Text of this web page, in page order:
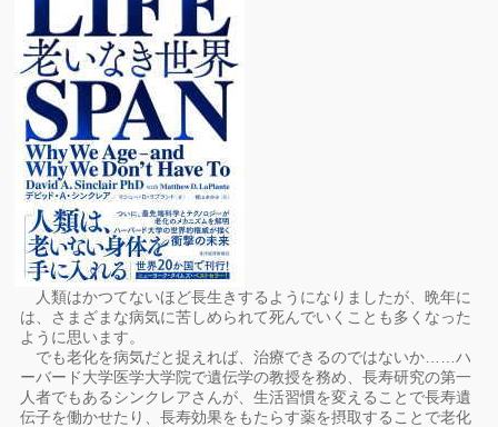
人類はかつてないほど長生きするようになりましたが、晩年に
は、さまざまな病気に苦しめられて死んでいくことも多くなった
ように思います。
でも老化を病気だと捉えれば、治療できるのではないか……ハ
ーバード大学医学大学院で遺伝学の教授を務め、長寿研究の第一
人者でもあるシンクレアさんが、生活習慣を変えることで長寿遺
伝子を働かせたり、長寿効果をもたらす薬を摂取することで老化